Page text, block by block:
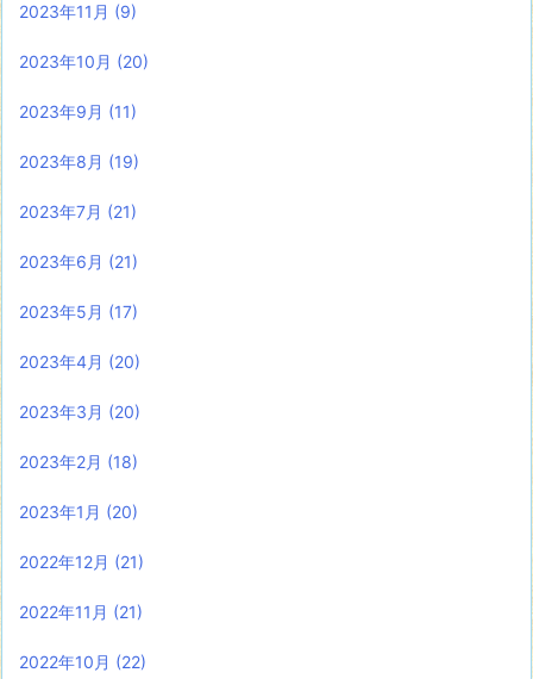
2023年11月 (9)
2023年10月 (20)
2023年9月 (11)
2023年8月 (19)
2023年7月 (21)
2023年6月 (21)
2023年5月 (17)
2023年4月 (20)
2023年3月 (20)
2023年2月 (18)
2023年1月 (20)
2022年12月 (21)
2022年11月 (21)
2022年10月 (22)